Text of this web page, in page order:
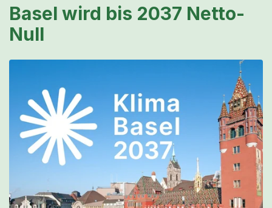
Basel wird bis 2037 Netto-
Null